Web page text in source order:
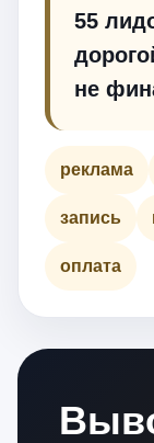
55
не
реклама
запись
оплата